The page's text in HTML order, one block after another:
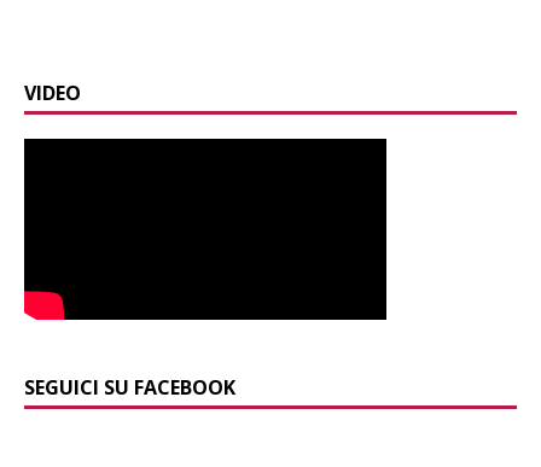
VIDEO
SEGUICI SU FACEBOOK